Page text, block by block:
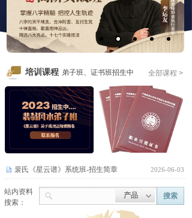
裴氏《星云谱》系统班-招生简章 2026-06-03
赵奕臻子平八字弟子班-招生公告 2026-05-16
2025裴氏《星云谱》风水精华班【招
产品 搜索
描述 内容
站内资料
搜索：
培训课程 弟子班、证书班招生中 全部课程 >